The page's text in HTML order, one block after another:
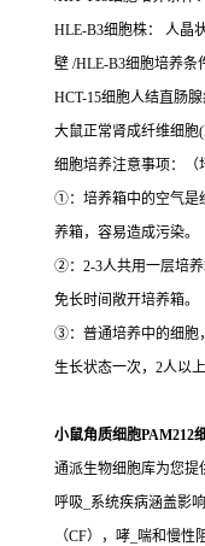
HLE-B3细胞株： 人晶
壁 /HLE-B3细胞培养条
HCT-15细胞人结直肠
大鼠正常肾成纤维细胞
细胞培养注意事项：（
①：培养箱中的空气是
养箱，容易造成污染。
②：2-3人共用一层培
免长时间敞开培养箱。
③：普通培养中的细胞
生长状态一次，2人以
小鼠角质细胞PAM212
通派生物细胞库为您提
呼吸_系统疾病涵盖影
（CF），哮_喘和慢